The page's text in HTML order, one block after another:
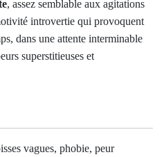
, assez semblable aux agitations
introvertie qui provoquent
dans une attente interminable
superstitieuses et
vagues, phobie, peur